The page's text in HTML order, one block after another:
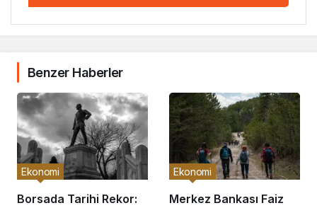
Benzer Haberler
Borsada Tarihi Rekor:
Ekonomi
Merkez Bankası Faiz
Ekonomi